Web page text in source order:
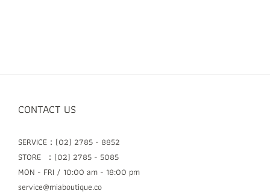
CONTACT US
SERVICE：(02) 2785 - 8852
STORE ：(02) 2785 - 5085
MON - FRI / 10:00 am - 18:00 pm
service@miaboutique.co